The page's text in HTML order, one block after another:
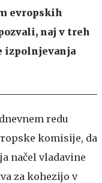
evropskih
naj v treh
izpolnjevanja
redu
komisije, da
načel vladavine
za kohezijo v